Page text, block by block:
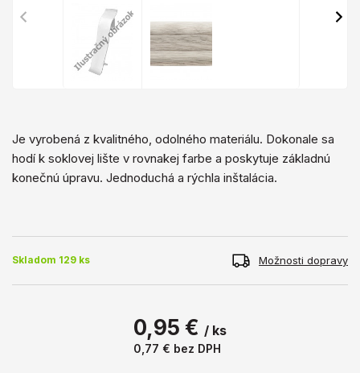
Je vyrobená z kvalitného, ​​odolného materiálu. Dokonale sa
hodí k soklovej lište v rovnakej farbe a poskytuje základnú
konečnú úpravu. Jednoduchá a rýchla inštalácia.
Skladom 129 ks Možnosti dopravy
0,95 € / ks
0,77 € bez DPH